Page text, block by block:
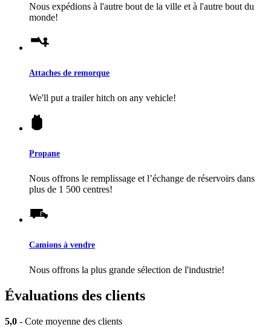
Nous expédions à l'autre bout de la ville et à l'autre bout du
monde!
Attaches de remorque
We'll put a trailer hitch on any vehicle!
Propane
Nous offrons le remplissage et l’échange de réservoirs dans
plus de 1 500 centres!
Camions à vendre
Nous offrons la plus grande sélection de l'industrie!
Évaluations des clients
5,0 - Cote moyenne des clients